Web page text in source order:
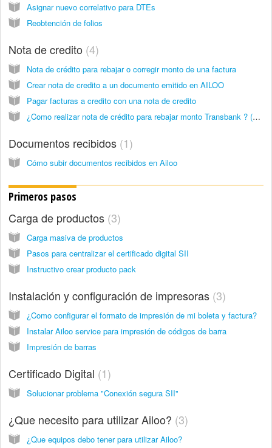
Asignar nuevo correlativo para DTEs
Reobtención de folios
Nota de credito 4
Nota de crédito para rebajar o corregir monto de una factura
Crear nota de credito a un documento emitido en AILOO
Pagar facturas a credito con una nota de credito
¿Como realizar nota de crédito para rebajar monto Transbank ? (Res. Ex. 176)
Documentos recibidos 1
Cómo subir documentos recibidos en Ailoo
Primeros pasos
Carga de productos 3
Carga masiva de productos
Pasos para centralizar el certificado digital SII
Instructivo crear producto pack
Instalación y configuración de impresoras 3
¿Como configurar el formato de impresión de mi boleta y factura?
Instalar Ailoo service para impresión de códigos de barra
Impresión de barras
Certificado Digital 1
Solucionar problema "Conexión segura SII"
¿Que necesito para utilizar Ailoo? 3
¿Que equipos debo tener para utilizar Ailoo?